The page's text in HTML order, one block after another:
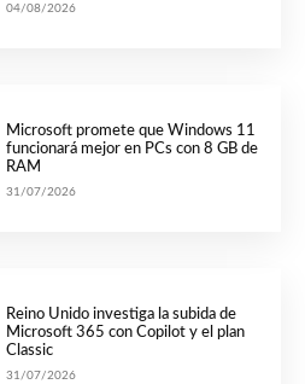
04/08/2026
Microsoft promete que Windows 11
funcionará mejor en PCs con 8 GB de
RAM
31/07/2026
Reino Unido investiga la subida de
Microsoft 365 con Copilot y el plan
Classic
31/07/2026